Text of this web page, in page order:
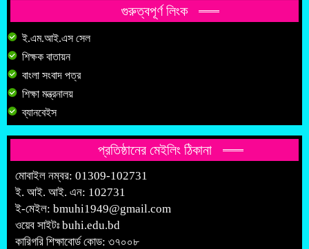
গুরুত্বপূর্ণ লিংক
ই.এম.আই.এস সেল
শিক্ষক বাতায়ন
বাংলা সংবাদ পত্র
শিক্ষা মন্ত্রনালয়
ব্যানবেইস
প্রতিষ্ঠানের মেইলিং ঠিকানা
মোবাইল নম্বর: 01309-102731
ই. আই. আই. এন: 102731
ই-মেইল: bmuhi1949@gmail.com
ওয়েব সাইটঃ buhi.edu.bd
কারিগরি শিক্ষাবোর্ড কোড: ৩৭০০৮